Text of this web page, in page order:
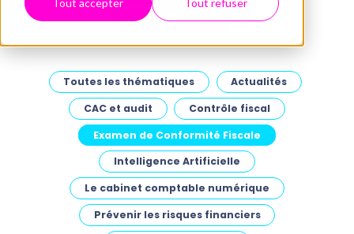
Tout accepter Tout refuser
Webinaires
Toutes les thématiques
Actualités
CAC et audit
Contrôle fiscal
Examen de Conformité Fiscale
Intelligence Artificielle
Le cabinet comptable numérique
Prévenir les risques financiers